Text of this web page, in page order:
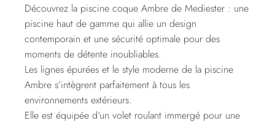
Découvrez la piscine coque Ambre de Mediester : une
piscine haut de gamme qui allie un design
contemporain et une sécurité optimale pour des
moments de détente inoubliables.
Les lignes épurées et le style moderne de la piscine
Ambre s’intègrent parfaitement à tous les
environnements extérieurs.
Elle est équipée d’un volet roulant immergé pour une